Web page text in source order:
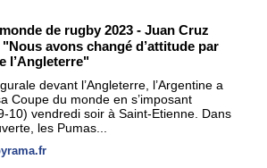
de rugby 2023 - Juan Cruz
avons changé d’attitude par
l’Angleterre"
devant l’Angleterre, l’Argentine a
Coupe du monde en s’imposant
10) vendredi soir à Saint-Etienne. Dans
les Pumas...